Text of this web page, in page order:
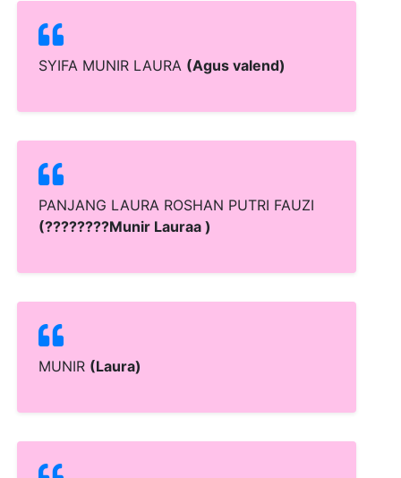
SYIFA MUNIR LAURA (Agus valend)
PANJANG LAURA ROSHAN PUTRI FAUZI
(????????Munir Lauraa )
MUNIR (Laura)